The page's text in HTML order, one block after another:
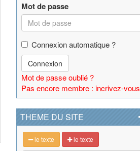
Mot de passe
Connexion automatique ?
Connexion
Mot de passe oublié ?
Pas encore membre : incrivez-vous
THEME DU SITE
le texte le texte